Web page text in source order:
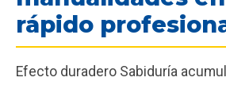
rápido
Efecto duradero Sabiduría